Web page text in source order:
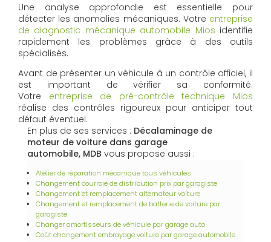
Une analyse approfondie est essentielle pour
détecter les anomalies mécaniques. Votre entreprise
de diagnostic mécanique automobile Mios identifie
rapidement les problèmes grâce à des outils
spécialisés.
Avant de présenter un véhicule à un contrôle officiel, il
est important de vérifier sa conformité.
Votre entreprise de pré-contrôle technique Mios
réalise des contrôles rigoureux pour anticiper tout
défaut éventuel.
En plus de ses services : Décalaminage de
moteur de voiture dans garage
automobile, MDB vous propose aussi :
Atelier de réparation mécanique tous véhicules
Changement courroie de distribution prix par garagiste
Changement et remplacement alternateur voiture
Changement et remplacement de batterie de voiture par
garagiste
Changer amortisseurs de véhicule par garage auto
Coût changement embrayage voiture par garage automobile